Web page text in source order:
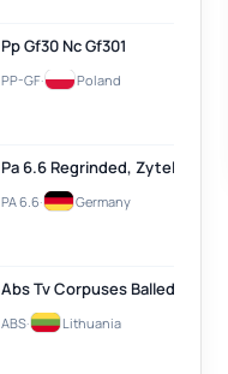
Pp Gf30 Nc Gf301
PP-GF· Poland
Pa 6.6 Regrinded, Zytel, Natural
PA 6.6· Germany
Abs Tv Corpuses Balled
ABS· Lithuania